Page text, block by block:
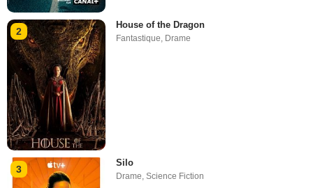
2
House of the Dragon
Fantastique, Drame
3
Silo
Drame,Science Fiction